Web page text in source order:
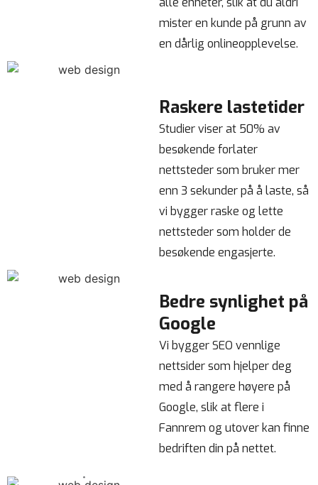
mister en kunde på grunn av
en dårlig onlineopplevelse.
Raskere lastetider
Studier viser at 50% av
besøkende forlater
nettsteder som bruker mer
enn 3 sekunder på å laste, så
vi bygger raske og lette
nettsteder som holder de
besøkende engasjerte.
Bedre synlighet på
Google
Vi bygger SEO vennlige
nettsider som hjelper deg
med å rangere høyere på
Google, slik at flere i
Fannrem og utover kan finne
bedriften din på nettet.